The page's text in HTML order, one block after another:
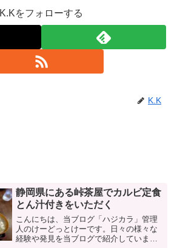
K.Kをフォローする
K.K
静岡県にある峠茶屋でカルビ定食
とん汁付きをいただく
こんにちは、当ブログ「ハジカラ」管理
人のけーどっとけーです。日々の様々な
経験や発見を当ブログで紹介していま